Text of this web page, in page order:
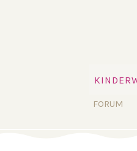
Navigation
FORUM